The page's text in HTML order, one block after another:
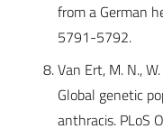
from a German
5791-5792.
Van Ert, M. N.,
Global genetic
anthracis. PLoS